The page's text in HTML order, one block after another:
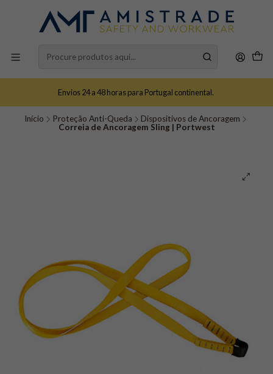
Envios 24 a 48 horas para Portugal continental.
Início Proteção Anti-Queda
Dispositivos de Ancoragem
Correia de Ancoragem Sling | Portwest